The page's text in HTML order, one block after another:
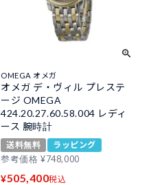
OMEGA オメガ
オメガ デ・ヴィル プレステ
ージ OMEGA
424.20.27.60.58.004 レディ
ース 腕時計
送料無料
ラッピング
参考価格 ¥748,000
¥505,400税込